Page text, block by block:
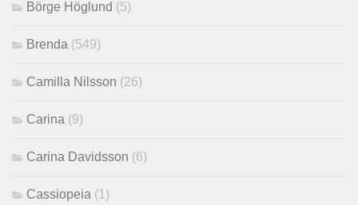
Börge Höglund (5)
Brenda (549)
Camilla Nilsson (26)
Carina (9)
Carina Davidsson (6)
Cassiopeia (1)